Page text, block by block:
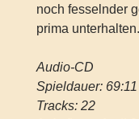
noch fesselnder
prima unterhalten.
Audio-CD
Spieldauer:
Tracks: 22